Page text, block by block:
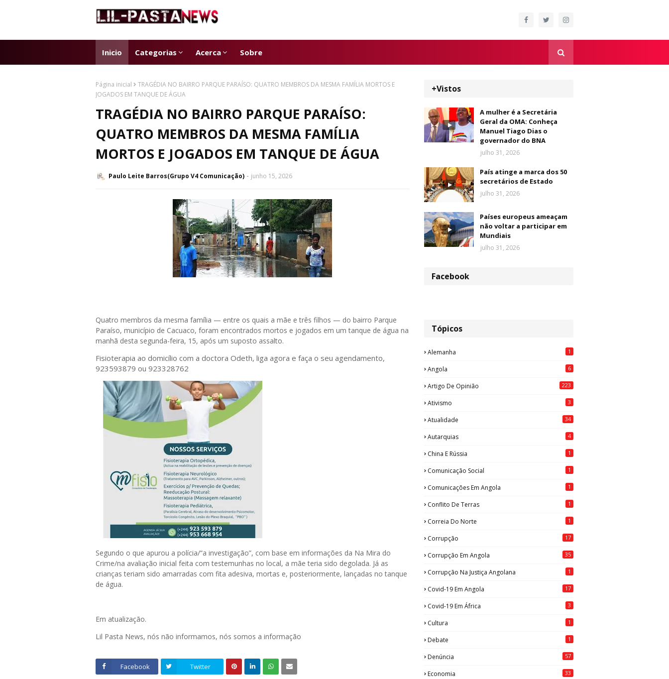
Inicio Categorias Acerca Sobre
Página inicial
TRAGÉDIA NO BAIRRO PARQUE PARAÍSO: QUATRO MEMBROS DA MESMA FAMÍLIA MORTOS E
JOGADOS EM TANQUE DE ÁGUA
TRAGÉDIA NO BAIRRO PARQUE PARAÍSO:
QUATRO MEMBROS DA MESMA FAMÍLIA
MORTOS E JOGADOS EM TANQUE DE ÁGUA
Paulo Leite Barros(Grupo V4 Comunicação) junho 15, 2026
Quatro membros da mesma família — entre os quais a mãe e três filhos — do bairro Parque
Paraíso, município de Cacuaco, foram encontrados mortos e jogados em um tanque de água na
manhã desta segunda-feira, 15, após um suposto assalto.
Fisioterapia ao domicílio com a doctora Odeth, liga agora e faça o seu agendamento,
923593879 ou 923328762
Segundo o que apurou a polícia/“a investigação”, com base em informações da Na Mira do
Crime/na avaliação inicial feita com testemunhas no local, a mãe teria sido degolada. Já as
crianças teriam sido amarradas com fita adesiva, mortas e, posteriormente, lançadas no tanque
de água.
Em atualização.
Lil Pasta News, nós não informamos, nós somos a informação
Facebook Twitter
+Vistos
A mulher é a Secretária
Geral da OMA: Conheça
Manuel Tiago Dias o
governador do BNA
julho 31, 2026
País atinge a marca dos 50
secretários de Estado
julho 31, 2026
Países europeus ameaçam
não voltar a participar em
Mundiais
julho 31, 2026
Facebook
Tópicos
Alemanha 1
Angola 6
Artigo De Opinião 223
Ativismo 3
Atualidade 34
Autarquias 4
China E Rússia 1
Comunicação Social 1
Comunicações Em Angola 1
Conflito De Terras 1
Correia Do Norte 1
Corrupção 17
Corrupção Em Angola 35
Corrupção Na Justiça Angolana 1
Covid-19 Em Angola 17
Covid-19 Em África 3
Cultura 1
Debate 1
Denúncia 57
Economia 33